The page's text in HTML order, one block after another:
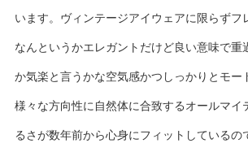
います。ヴィンテージアイウェアに限らずフ
なんというかエレガントだけど良い意味で重
か気楽と言うかな空気感かつしっかりとモー
様々な方向性に自然体に合致するオールマイ
るさが数年前から心身にフィットしているの